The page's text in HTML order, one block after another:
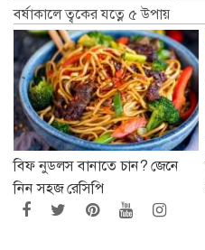
বর্ষাকালে ত্বকের যত্নে ৫ উপায়
বিফ নুডলস বানাতে চান? জেনে
নিন সহজ রেসিপি